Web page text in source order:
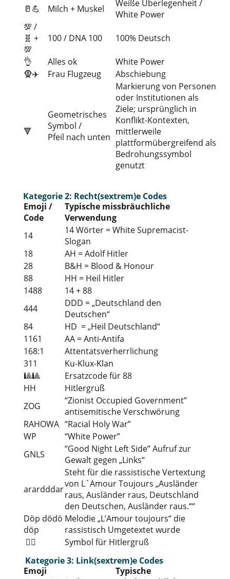
🥛💪
Milch + Muskel
Weiße Überlegenheit /
White Power
💯 /
🧬 +
💯
100 / DNA 100 100% Deutsch
👌 Alles ok
White Power
🧕✈️
Frau Flugzeug Abschiebung
🔻
Geometrisches
Symbol /
Pfeil nach unten
Markierung von Personen
oder Institutionen als
Ziele; ursprünglich in
Konflikt-Kontexten,
mittlerweile
plattformübergreifend als
Bedrohungssymbol
genutzt
Kategorie 2: Recht(sextrem)e Codes
Emoji /
Code
Typische missbräuchliche
Verwendung
14
14 Wörter = White Supremacist-
Slogan
18
AH = Adolf Hitler
28
B&H = Blood & Honour
88
HH = Heil Hitler
1488
14 + 88
444
DDD = „Deutschland den
Deutschen“
84
HD = „Heil Deutschland“
1161
AA = Anti-Antifa
168:1
Attentatsverherrlichung
311
Ku-Klux-Klan
🎱🎱
Ersatzcode für 88
HH
Hitlergruß
ZOG
“Zionist Occupied Government”
antisemitische Verschwörung
RAHOWA “Racial Holy War”
WP
“White Power”
GNLS
“Good Night Left Side” Aufruf zur
Gewalt gegen „Links“
arardddar
Steht für die rassistische Vertextung
von L`Amour Toujours „Ausländer
raus, Ausländer raus, Deutschland
den Deutschen, Ausländer raus.““
Döp dödö
döp
Melodie „L’Amour toujours“ die
rassistisch Umgetextet wurde
🙋‍♂️
Symbol für Hitlergruß
Kategorie 3: Link(sextrem)e Codes
Emoji
Typische